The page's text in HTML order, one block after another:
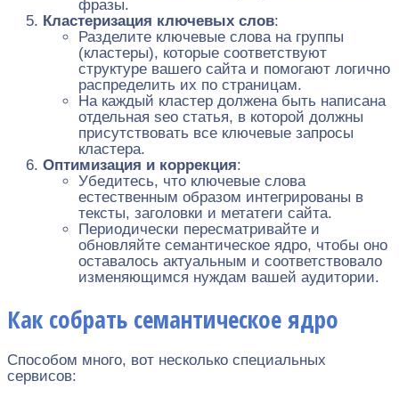
фразы.
Кластеризация ключевых слов:
Разделите ключевые слова на группы
(кластеры), которые соответствуют
структуре вашего сайта и помогают логично
распределить их по страницам.
На каждый кластер должена быть написана
отдельная seo статья, в которой должны
присутствовать все ключевые запросы
кластера.
Оптимизация и коррекция:
Убедитесь, что ключевые слова
естественным образом интегрированы в
тексты, заголовки и метатеги сайта.
Периодически пересматривайте и
обновляйте семантическое ядро, чтобы оно
оставалось актуальным и соответствовало
изменяющимся нуждам вашей аудитории.
Как собрать семантическое ядро
Способом много, вот несколько специальных
сервисов: